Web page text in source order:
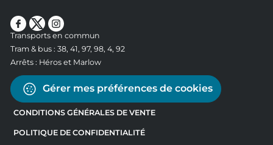
Transports en commun
Tram & bus : 38, 41, 97, 98, 4, 92
Arrêts : Héros et Marlow
Gérer mes préférences de cookies
CONDITIONS GÉNÉRALES DE VENTE
POLITIQUE DE CONFIDENTIALITÉ